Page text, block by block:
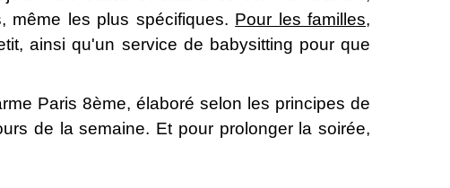
même les plus spécifiques. Pour les familles,
ainsi qu'un service de babysitting pour que
Paris 8ème, élaboré selon les principes de
de la semaine. Et pour prolonger la soirée,